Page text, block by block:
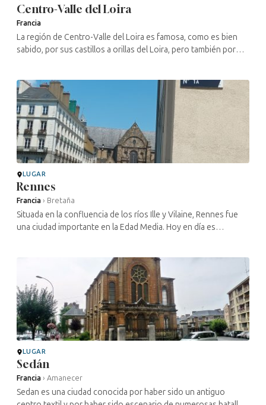
Centro-Valle del Loira
Francia
La región de Centro-Valle del Loira es famosa, como es bien
sabido, por sus castillos a orillas del Loira, pero también por
LUGAR
Rennes
Francia › Bretaña
Situada en la confluencia de los ríos Ille y Vilaine, Rennes fue
una ciudad importante en la Edad Media. Hoy en día es
LUGAR
Sedán
Francia › Amanecer
Sedan es una ciudad conocida por haber sido un antiguo